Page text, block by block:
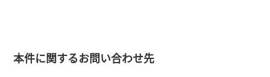
本件に関するお問い合わせ先